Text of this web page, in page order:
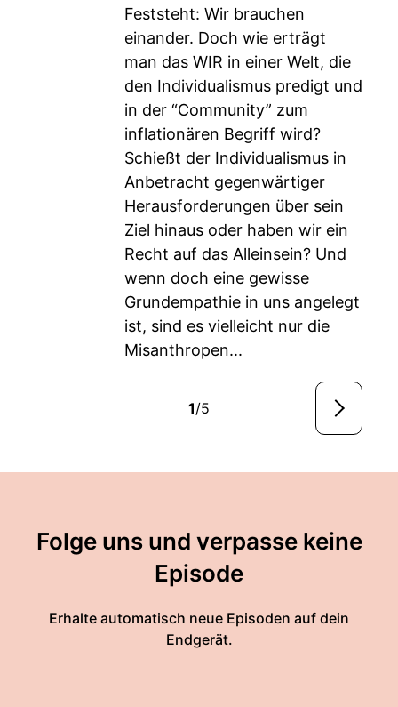
Feststeht: Wir brauchen
einander. Doch wie erträgt
man das WIR in einer Welt, die
den Individualismus predigt und
in der “Community” zum
inflationären Begriff wird?
Schießt der Individualismus in
Anbetracht gegenwärtiger
Herausforderungen über sein
Ziel hinaus oder haben wir ein
Recht auf das Alleinsein? Und
wenn doch eine gewisse
Grundempathie in uns angelegt
ist, sind es vielleicht nur die
Misanthropen...
1/5
Folge uns und verpasse keine
Episode
Erhalte automatisch neue Episoden auf dein
Endgerät.